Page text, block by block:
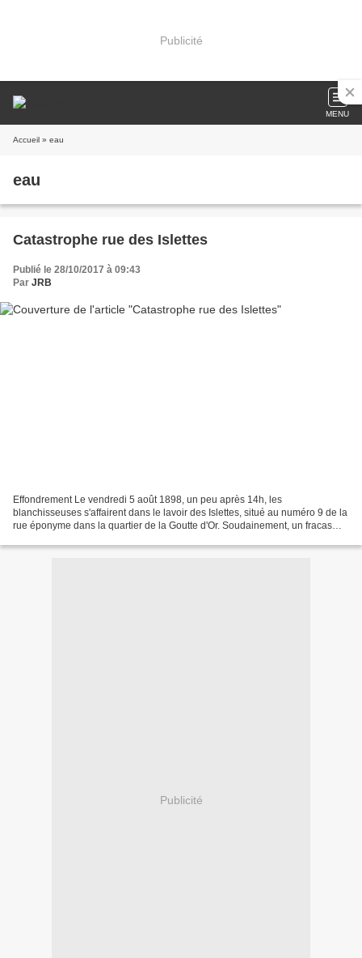
Publicité
MENU
Accueil » eau
eau
Catastrophe rue des Islettes
Publié le 28/10/2017 à 09:43
Par JRB
Effondrement Le vendredi 5 août 1898, un peu après 14h, les
blanchisseuses s'affairent dans le lavoir des Islettes, situé au numéro 9 de la
rue éponyme dans la quartier de la Goutte d'Or. Soudainement, un fracas
Publicité